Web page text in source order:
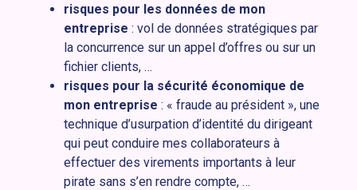
risques pour les données de mon
entreprise : vol de données stratégiques par
la concurrence sur un appel d’offres ou sur un
fichier clients, …
risques pour la sécurité économique de
mon entreprise : « fraude au président », une
technique d’usurpation d’identité du dirigeant
qui peut conduire mes collaborateurs à
effectuer des virements importants à leur
pirate sans s’en rendre compte, …